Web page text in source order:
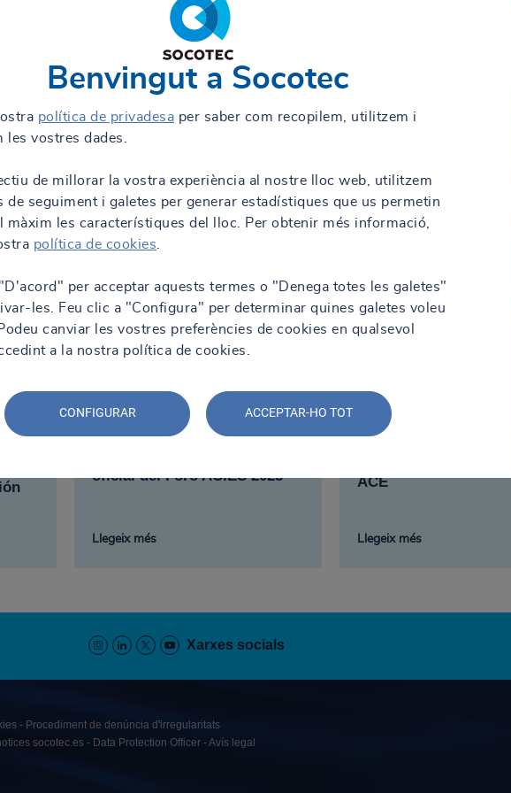
13/11/2023 - 11:16
oficial del Foro ACIES 2023
Llegeix més
Los expertos de
participan en el IV
ACE
Llegeix més
Xarxes socials
Procediment de denúncia d'irregularitats
socotec.es
Data Protection Officer
Avís legal
Benvingut a Socotec
política de privadesa per saber com recopilem, utilitzem i
les vostres dades.
de millorar la vostra experiència al nostre lloc web, utilitzem
de seguiment i galetes per generar estadístiques que us permetin
màxim les característiques del lloc. Per obtenir més informació,
política de cookies
per acceptar aquests termes o "Denega totes les galetes"
les. Feu clic a "Configura" per determinar quines galetes voleu
canviar les vostres preferències de cookies en qualsevol
a la nostra política de cookies.
CONFIGURAR ACCEPTAR-HO TOT